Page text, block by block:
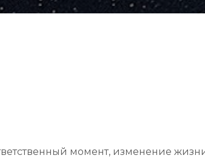
момент, изменение